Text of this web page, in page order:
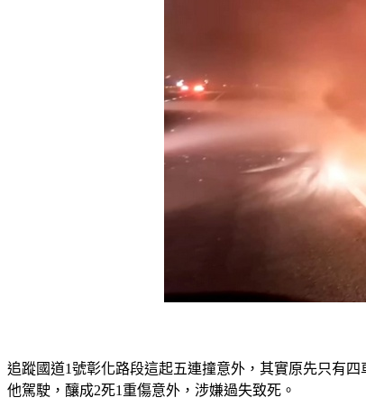
追蹤國道1號彰化路段這起五連撞意外，其實原先只有
他駕駛，釀成2死1重傷意外，涉嫌過失致死。